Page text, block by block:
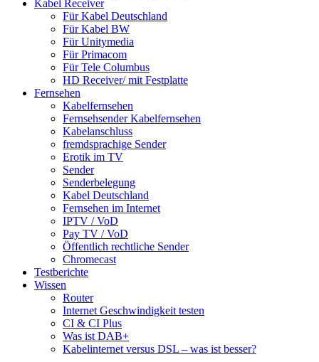
Kabel Receiver
Für Kabel Deutschland
Für Kabel BW
Für Unitymedia
Für Primacom
Für Tele Columbus
HD Receiver/ mit Festplatte
Fernsehen
Kabelfernsehen
Fernsehsender Kabelfernsehen
Kabelanschluss
fremdsprachige Sender
Erotik im TV
Sender
Senderbelegung
Kabel Deutschland
Fernsehen im Internet
IPTV / VoD
Pay TV / VoD
Öffentlich rechtliche Sender
Chromecast
Testberichte
Wissen
Router
Internet Geschwindigkeit testen
CI & CI Plus
Was ist DAB+
Kabelinternet versus DSL – was ist besser?